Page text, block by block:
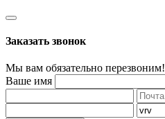
Заказать звонок
Мы вам обязательно перезвоним!
Ваше имя